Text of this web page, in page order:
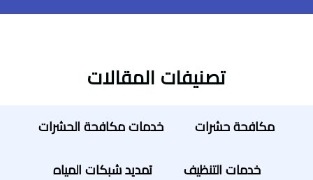
تصنيفات المقالات
مكافحة حشرات خدمات مكافحة الحشرات
خدمات التنظيف تمديد شبكات المياه